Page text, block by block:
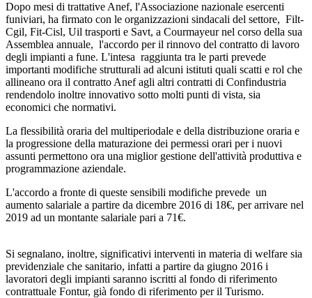
Dopo mesi di trattative Anef, l'Associazione nazionale esercenti
funiviari, ha firmato con le organizzazioni sindacali del settore, Filt-
Cgil, Fit-Cisl, Uil trasporti e Savt, a Courmayeur nel corso della sua
Assemblea annuale, l'accordo per il rinnovo del contratto di lavoro
degli impianti a fune. L'intesa raggiunta tra le parti prevede
importanti modifiche strutturali ad alcuni istituti quali scatti e rol che
allineano ora il contratto Anef agli altri contratti di Confindustria
rendendolo inoltre innovativo sotto molti punti di vista, sia
economici che normativi.
La flessibilità oraria del multiperiodale e della distribuzione oraria e
la progressione della maturazione dei permessi orari per i nuovi
assunti permettono ora una miglior gestione dell'attività produttiva e
programmazione aziendale.
L'accordo a fronte di queste sensibili modifiche prevede un
aumento salariale a partire da dicembre 2016 di 18€, per arrivare nel
2019 ad un montante salariale pari a 71€.
Si segnalano, inoltre, significativi interventi in materia di welfare sia
previdenziale che sanitario, infatti a partire da giugno 2016 i
lavoratori degli impianti saranno iscritti al fondo di riferimento
contrattuale Fontur, già fondo di riferimento per il Turismo.